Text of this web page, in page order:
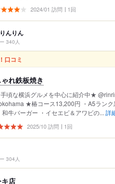
2024/01 訪問 1回
んりん
340人
口コミ
れ鉄板焼き
頃な横浜グルメを中心に紹介中★
★椿コース13,200円 ・A5ラン
和牛バーガー ・イセエビ＆アワビの... 詳
2025/10 訪問 1回
304人
店